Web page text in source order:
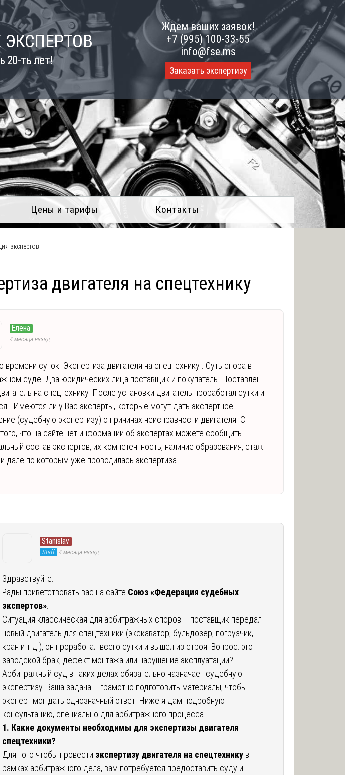
20-ть лет!
Ждем ваших заявок!
+7 (995) 100-33-55
info@fse.ms
Заказать экспертизу
Цены и тарифы Контакты
экспертов
двигателя на спецтехнику
Елена
4 месяца назад
времени суток. Экспертиза двигателя на спецтехнику . Суть спора в
суде. Два юридических лица поставщик и покупатель. Поставлен
на спецтехнику. После установки двигатель проработал сутки и
Имеются ли у Вас эксперты, которые могут дать экспертное
(судебную экспертизу) о причинах неисправности двигателя. С
что на сайте нет информации об экспертах можете сообщить
состав экспертов, их компетентность, наличие образования, стаж
дале по которым уже проводилась экспертиза.
Stanislav
Staff 4 месяца назад
Здравствуйте.
Рады приветствовать вас на сайте Союз «Федерация судебных
экспертов»
Ситуация классическая для арбитражных споров – поставщик передал
новый двигатель для спецтехники (экскаватор, бульдозер, погрузчик,
кран и т.д.), он проработал всего сутки и вышел из строя. Вопрос: это
заводской брак, дефект монтажа или нарушение эксплуатации?
Арбитражный суд в таких делах обязательно назначает судебную
экспертизу. Ваша задача – грамотно подготовить материалы, чтобы
эксперт мог дать однозначный ответ. Ниже я дам подробную
консультацию, специально для арбитражного процесса.
1. Какие документы необходимы для экспертизы двигателя
спецтехники?
Для того чтобы провести экспертизу двигателя на спецтехнику в
рамках арбитражного дела, вам потребуется предоставить суду и